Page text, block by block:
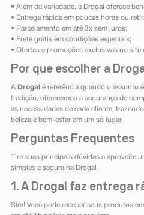
• Além da variedade, a Drogal oferece
• Entrega rápida em poucas horas ou
• Parcelamento em até 3x sem juros;
• Frete grátis em condições especiais;
• Ofertas e promoções exclusivas no site
Por que escolher a
A Drogal é referência quando o assunto
tradição, oferecemos a segurança de
as necessidades de cada cliente,
beleza e bem-estar em um só lugar.
Perguntas Frequentes
Tire suas principais dúvidas e aproveite
simples e segura na Drogal.
1. A Drogal faz entrega
Sim! Você pode receber seus produtos